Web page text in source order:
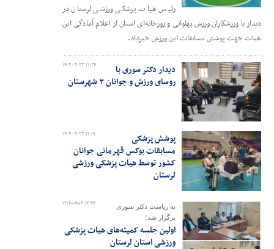
رئیس هیات پزشکی ورزشی لرستان در
دیدار با ورزشکاران ورزش پهلوانی و زورخانه‌ای استان از اعلام آمادگی این
هیات جهت پوشش مسابقات این ورزش خبرداد.
۱۴۰۲-۰۲-۲۳ ۱۱:۲۴
دیدار دکتر سوری با
روسای ورزش و جوانان ۳ شهرستان
۱۴۰۲-۰۲-۲۳ ۱۱:۱۹
پوشش پزشکی
مسابقات بوکس قهرمانی جوانان
کشور توسط هیات پزشکی ورزشی
لرستان
۱۴۰۲-۰۲-۱۶ ۱۲:۲۲
به ریاست دکتر سوری
برگزار شد؛
اولین جلسه کمیته‌های هیات پزشکی
ورزشی استان لرستان